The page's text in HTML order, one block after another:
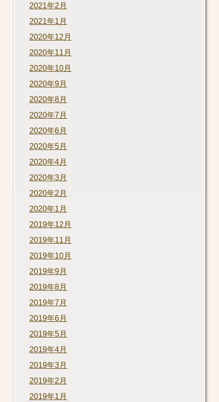
2021年2月
2021年1月
2020年12月
2020年11月
2020年10月
2020年9月
2020年8月
2020年7月
2020年6月
2020年5月
2020年4月
2020年3月
2020年2月
2020年1月
2019年12月
2019年11月
2019年10月
2019年9月
2019年8月
2019年7月
2019年6月
2019年5月
2019年4月
2019年3月
2019年2月
2019年1月